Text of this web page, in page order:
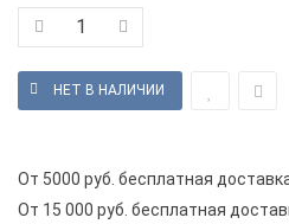
От 5000 руб. бесплатная
От 15 000 руб. бесплатная